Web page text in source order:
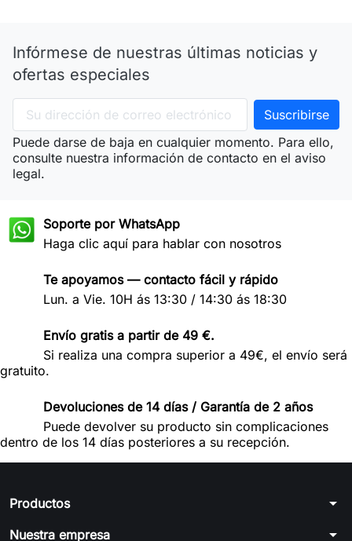
Infórmese de nuestras últimas noticias y
ofertas especiales
Puede darse de baja en cualquier momento. Para ello,
consulte nuestra información de contacto en el aviso
legal.
Soporte por WhatsApp
Haga clic aquí para hablar con nosotros
Te apoyamos — contacto fácil y rápido
Lun. a Vie. 10H ás 13:30 / 14:30 ás 18:30
Envío gratis a partir de 49 €.
Si realiza una compra superior a 49€, el envío será
gratuito.
Devoluciones de 14 días / Garantía de 2 años
Puede devolver su producto sin complicaciones
dentro de los 14 días posteriores a su recepción.
Productos arrow_drop_down
Nuestra empresa arrow_drop_down